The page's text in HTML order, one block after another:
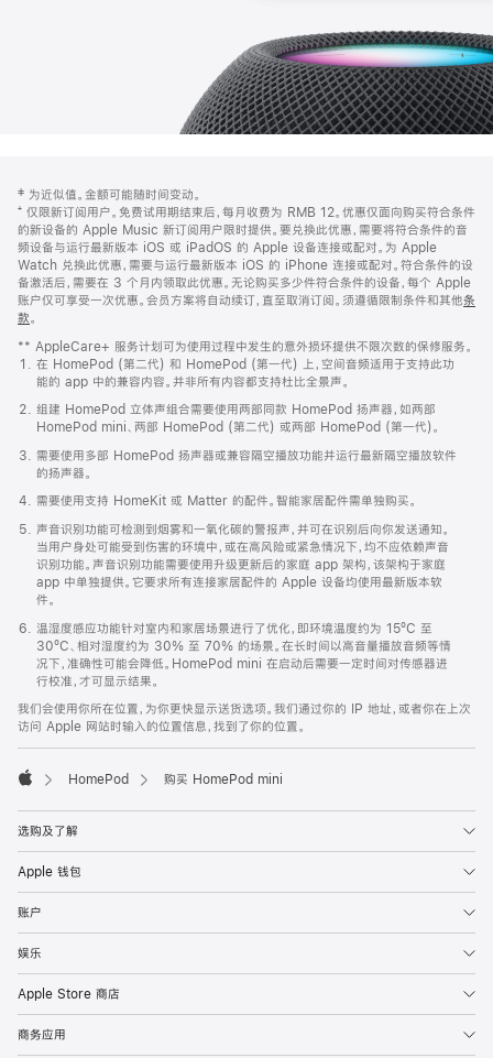
页
页
脚
注
‡ 为近似值。金额可能随时间变动。
⁺ 仅限新订阅用户。免费试用期结束后，每月收费为 RMB 12。优惠仅面向购买符合条件
的新设备的 Apple Music 新订阅用户限时提供。要兑换此优惠，需要将符合条件的音
频设备与运行最新版本 iOS 或 iPadOS 的 Apple 设备连接或配对。为 Apple
Watch 兑换此优惠，需要与运行最新版本 iOS 的 iPhone 连接或配对。符合条件的设
备激活后，需要在 3 个月内领取此优惠。无论购买多少件符合条件的设备，每个 Apple
账户仅可享受一次优惠。会员方案将自动续订，直至取消订阅。须遵循限制条件和其他条
款。
窗
口
中
打
开)
** AppleCare+ 服务计划可为使用过程中发生的意外损坏提供不限次数的保修服务。
在 HomePod (第二代) 和 HomePod (第一代) 上，空间音频适用于支持此功
能的 app 中的兼容内容。并非所有内容都支持杜比全景声。
组建 HomePod 立体声组合需要使用两部同款 HomePod 扬声器，如两部
HomePod mini、两部 HomePod (第二代) 或两部 HomePod (第一代)。
需要使用多部 HomePod 扬声器或兼容隔空播放功能并运行最新隔空播放软件
的扬声器。
需要使用支持 HomeKit 或 Matter 的配件。智能家居配件需单独购买。
声音识别功能可检测到烟雾和一氧化碳的警报声，并可在识别后向你发送通知。
当用户身处可能受到伤害的环境中，或在高风险或紧急情况下，均不应依赖声音
识别功能。声音识别功能需要使用升级更新后的家庭 app 架构，该架构于家庭
app 中单独提供。它要求所有连接家居配件的 Apple 设备均使用最新版本软
件。
温湿度感应功能针对室内和家居场景进行了优化，即环境温度约为 15ºC 至
30ºC、相对湿度约为 30% 至 70% 的场景。在长时间以高音量播放音频等情
况下，准确性可能会降低。HomePod mini 在启动后需要一定时间对传感器进
行校准，才可显示结果。
我们会使用你所在位置，为你更快显示送货选项。我们通过你的 IP 地址，或者你在上次
访问 Apple 网站时输入的位置信息，找到了你的位置。
HomePod 购买 HomePod mini
选购及了解
Apple 钱包
账户
娱乐
Apple Store 商店
商务应用